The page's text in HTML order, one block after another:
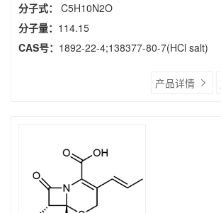
分子式： C5H10N2O
分子量： 114.15
CAS号： 1892-22-4;138377-80-7(HCl salt)
产品详情